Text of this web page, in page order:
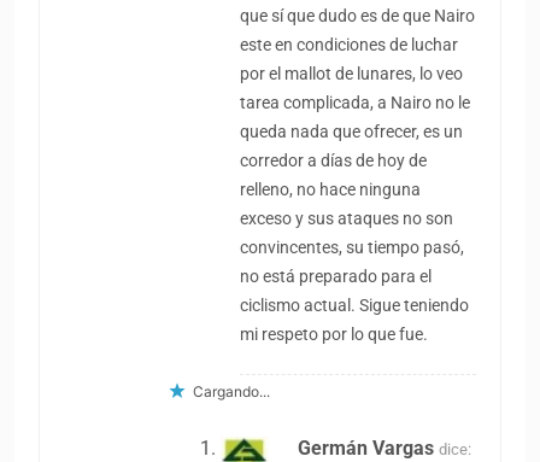
que sí que dudo es de que Nairo
este en condiciones de luchar
por el mallot de lunares, lo veo
tarea complicada, a Nairo no le
queda nada que ofrecer, es un
corredor a días de hoy de
relleno, no hace ninguna
exceso y sus ataques no son
convincentes, su tiempo pasó,
no está preparado para el
ciclismo actual. Sigue teniendo
mi respeto por lo que fue.
Cargando...
Germán Vargas dice: